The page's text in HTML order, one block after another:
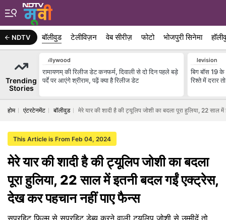
NDTV बॉलीवुड टेलीविज़न वेब सीरीज़ फोटो भोजपुरी सिनेमा
Trending
Stories
Bollywood
रामायणम् की रिलीज डेट कनफर्म, दिवाली से दो दिन पहले बड़े
पर्दे पर आएंगे श्रीराम, पढ़ें क्या है रिलीज डेट
Television
बिग बॉस 19
रिश्ते में दरार
होम एंटरटेनमेंट बॉलीवुड मेरे यार की शादी है की ट्यूलिप जोशी का बदला पूरा हुलिया, 22
This Article is From Feb 04, 2024
मेरे यार की शादी है की ट्यूलिप जोशी का बदला
पूरा हुलिया, 22 साल में इतनी बदल गईं एक्ट्रेस,
देख कर पहचान नहीं पाए फैन्स
सुपरहिट फिल्म से सुपरहिट डेब्यू करने वाली ट्यूलिप जोशी से उम्मीदें तो